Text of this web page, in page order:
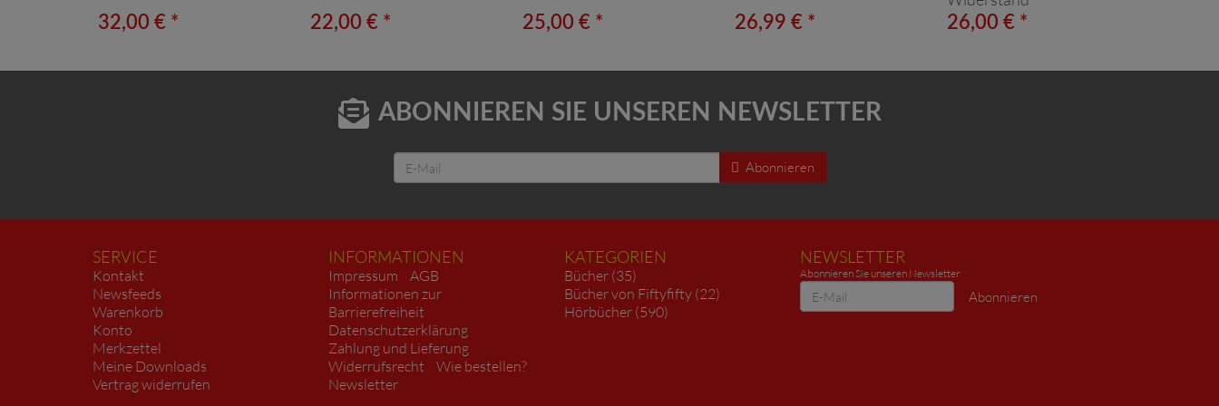
32,00 € * 22,00 € * 25,00 € * 26,99 € *
26,00 € *
ABONNIEREN SIE UNSEREN NEWSLETTER
Abonnieren
SERVICE
Kontakt
Newsfeeds
Warenkorb
Konto
Merkzettel
Meine Downloads
Vertrag widerrufen
INFORMATIONEN
Impressum
AGB
Informationen zur
Barrierefreiheit
Datenschutzerklärung
Zahlung und Lieferung
Widerrufsrecht
Wie bestellen?
Newsletter
KATEGORIEN
Bücher (35)
Bücher von Fiftyfifty (22)
Hörbücher (590)
NEWSLETTER
Abonnieren Sie unseren Newsletter
Newsletter Abonnieren